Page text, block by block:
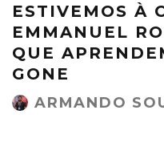
ESTIVEMOS À
EMMANUEL
QUE
GONE
ARMANDO